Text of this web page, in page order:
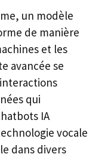
un modèle
de manière
et les
avancée se
qui
IA
vocale
dans divers